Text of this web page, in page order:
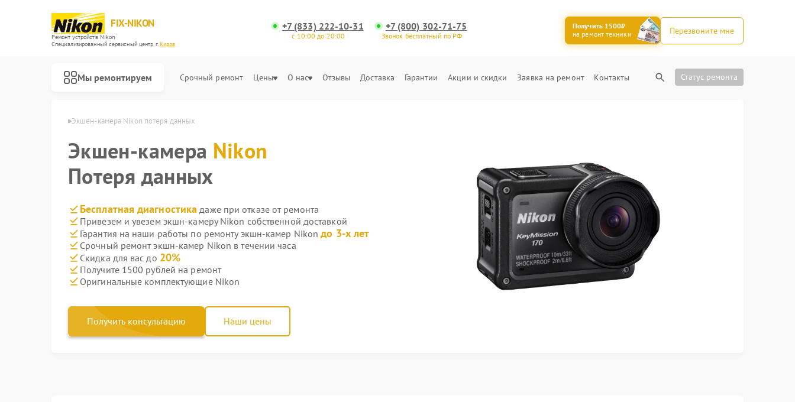
FIX-NIKON
Ремонт устройств Nikon
Специализированный cервисный центр г.Киров
+7 (833) 222-10-31
с 10:00 до 20:00
+7 (800) 302-71-75
Звонок бесплатный по РФ
Получить 1500₽
на ремонт техники
Перезвоните мне
Мы ремонтируем Срочный ремонт Цены О нас Отзывы Доставка Гарантии Акции и скидки Заявка на ремонт Контакты Статус ремонта
Экшен-камера Nikon потеря данных
Экшен-камера Nikon
Потеря данных
Бесплатная диагностика даже при отказе от ремонта
Привезем и увезем экшн-камеру Nikon собственной доставкой
Гарантия на наши работы по ремонту экшн-камер Nikonдо 3-х лет
Срочный ремонт экшн-камер Nikon в течении часа
Скидка для вас до 20%
Получите 1500 рублей на ремонт
Оригинальные комплектующие Nikon
Получить консультацию Наши цены